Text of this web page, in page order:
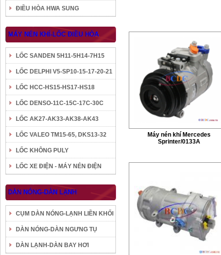
ĐIỀU HÒA HWA SUNG
MÁY NÉN KHÍ-LỐC ĐIỀU HÒA
LỐC SANDEN 5H11-5H14-7H15
LỐC DELPHI V5-SP10-15-17-20-21
LỐC HCC-HS15-HS17-HS18
LỐC DENSO-11C-15C-17C-30C
LỐC AK27-AK33-AK38-AK43
LỐC VALEO TM15-65, DKS13-32
LỐC KHÔNG PULY
LỐC XE ĐIỆN - MÁY NÉN ĐIỆN
DÀN NÓNG-DÀN LẠNH
CỤM DÀN NÓNG-LẠNH LIỀN KHỐI
DÀN NÓNG-DÀN NGƯNG TỤ
DÀN LẠNH-DÀN BAY HƠI
Máy nén khí Mercedes
Sprinter/0133A